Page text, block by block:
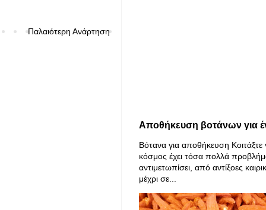
Παλαιότερη Ανάρτηση
Αποθήκευση βοτάνων για
Βότανα για αποθήκευση
κόσμος έχει τόσα πολλά
αντιμετωπίσει, από αντίξοες
μέχρι σε...